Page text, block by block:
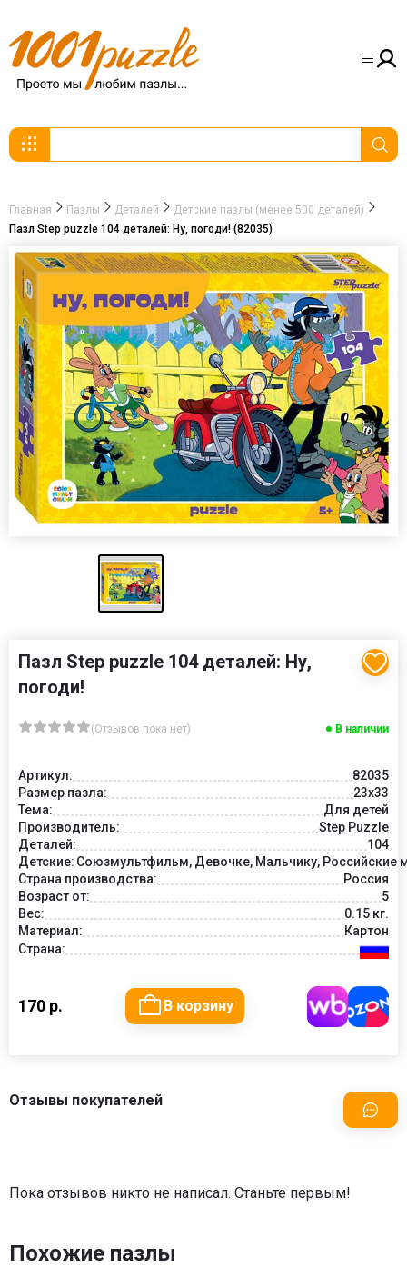
Главная Пазлы Деталей
Детские пазлы (менее 500 деталей)
Пазл Step puzzle 104 деталей: Ну, погоди! (82035)
Пазл Step puzzle 104 деталей: Ну,
погоди!
(Отзывов пока нет) В наличии
Артикул:
82035
Размер пазла:
23x33
Тема:
Для детей
Производитель:
Step Puzzle
Деталей:
104
Детские: Союзмультфильм, Девочке, Мальчику, Российские
Страна производства:
Россия
Возраст от:
5
Вес:
0.15 кг.
Материал:
Картон
Страна:
170 р. В корзину
Отзывы покупателей
Пока отзывов никто не написал. Станьте первым!
Похожие пазлы